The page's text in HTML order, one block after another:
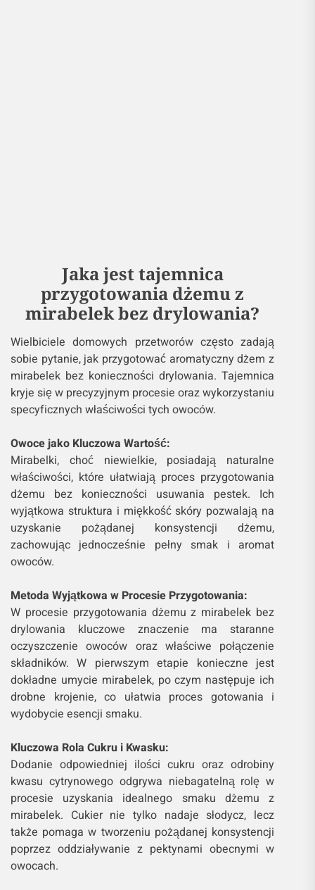
Jaka jest tajemnica
przygotowania dżemu z
mirabelek bez drylowania?
Wielbiciele domowych przetworów często zadają
sobie pytanie, jak przygotować aromatyczny dżem z
mirabelek bez konieczności drylowania. Tajemnica
kryje się w precyzyjnym procesie oraz wykorzystaniu
specyficznych właściwości tych owoców.
Owoce jako Kluczowa Wartość:
Mirabelki, choć niewielkie, posiadają naturalne
właściwości, które ułatwiają proces przygotowania
dżemu bez konieczności usuwania pestek. Ich
wyjątkowa struktura i miękkość skóry pozwalają na
uzyskanie pożądanej konsystencji dżemu,
zachowując jednocześnie pełny smak i aromat
owoców.
Metoda Wyjątkowa w Procesie Przygotowania:
W procesie przygotowania dżemu z mirabelek bez
drylowania kluczowe znaczenie ma staranne
oczyszczenie owoców oraz właściwe połączenie
składników. W pierwszym etapie konieczne jest
dokładne umycie mirabelek, po czym następuje ich
drobne krojenie, co ułatwia proces gotowania i
wydobycie esencji smaku.
Kluczowa Rola Cukru i Kwasku:
Dodanie odpowiedniej ilości cukru oraz odrobiny
kwasu cytrynowego odgrywa niebagatelną rolę w
procesie uzyskania idealnego smaku dżemu z
mirabelek. Cukier nie tylko nadaje słodycz, lecz
także pomaga w tworzeniu pożądanej konsystencji
poprzez oddziaływanie z pektynami obecnymi w
owocach.